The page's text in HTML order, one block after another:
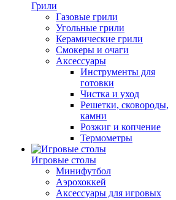
Грили
Газовые грили
Угольные грили
Керамические грили
Смокеры и очаги
Аксессуары
Инструменты для
готовки
Чистка и уход
Решетки, сковороды,
камни
Розжиг и копчение
Термометры
Игровые столы
Минифутбол
Аэрохоккей
Аксессуары для игровых